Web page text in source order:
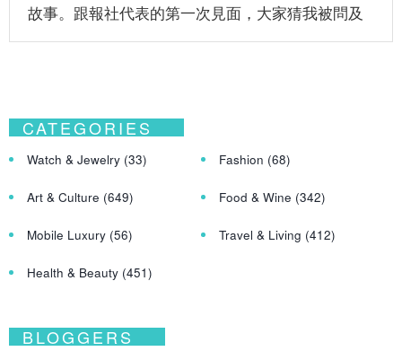
故事。跟報社代表的第一次見面，大家猜我被問及
的第一個關於酒問題是⋯⋯？...
CATEGORIES
Watch & Jewelry(33) Fashion (68)
Art & Culture (649) Food & Wine (342)
Mobile Luxury(56) Travel & Living (412)
Health & Beauty(451)
BLOGGERS